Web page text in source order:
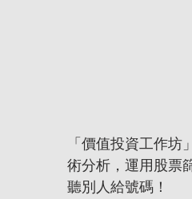
「價值投資工作
術分析，運用股票
聽別人給號碼！